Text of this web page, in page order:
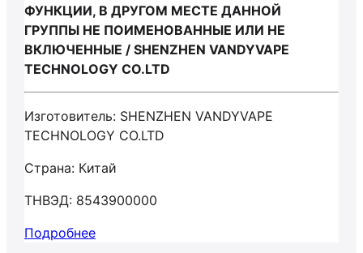
ФУНКЦИИ, В ДРУГОМ МЕСТЕ ДАННОЙ
ГРУППЫ НЕ ПОИМЕНОВАННЫЕ ИЛИ НЕ
ВКЛЮЧЕННЫЕ / SHENZHEN VANDYVAPE
TECHNOLOGY CO.LTD
Изготовитель: SHENZHEN VANDYVAPE
TECHNOLOGY CO.LTD
Страна: Китай
ТНВЭД: 8543900000
Подробнее